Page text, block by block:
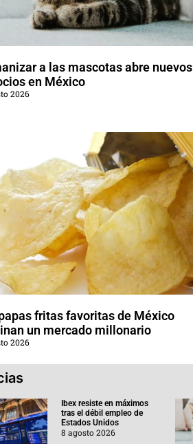
a las mascotas abre nuevos
en México
2026
fritas favoritas de México
un mercado millonario
2026
Ibex resiste en máximos
tras el débil empleo de
Estados Unidos
8 agosto 2026